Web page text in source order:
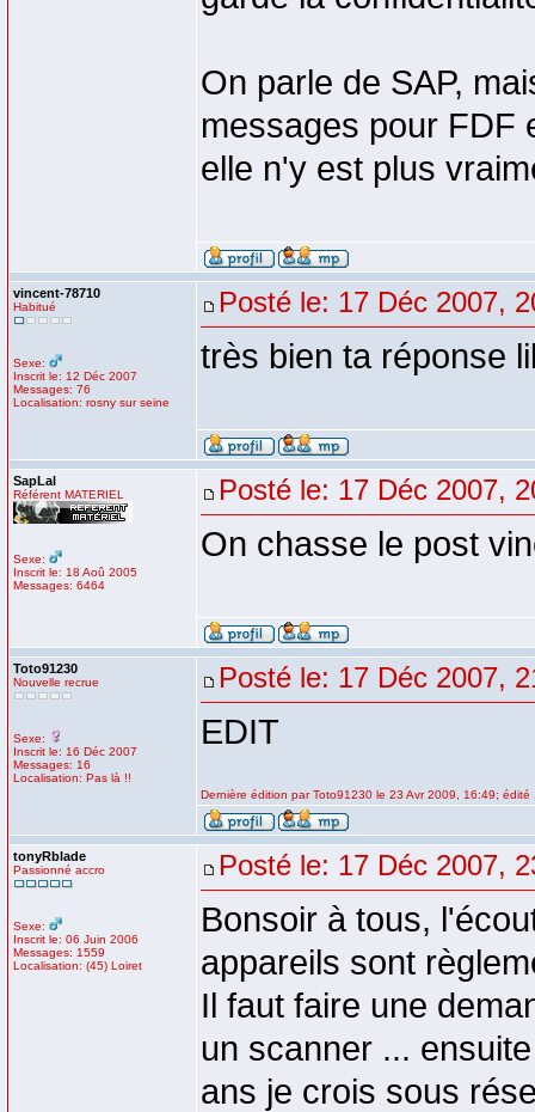
On parle de SAP,
messages pour FDF
elle n'y est plus
vincent-78710
Habitué
Sexe:
Inscrit le: 12 Déc 2007
Messages: 76
Localisation: rosny sur seine
Posté le: 17 Déc 2007,
très bien ta réponse
SapLal
Référent MATERIEL
Sexe:
Inscrit le: 18 Aoû 2005
Messages: 6464
Posté le: 17 Déc 2007,
On chasse le post
Toto91230
Nouvelle recrue
Sexe:
Inscrit le: 16 Déc 2007
Messages: 16
Localisation: Pas là !!
Posté le: 17 Déc 2007,
EDIT
Dernière édition par Toto91230 le 23 Avr 2009, 16:49; édité
tonyRblade
Passionné accro
Sexe:
Inscrit le: 06 Juin 2006
Messages: 1559
Localisation: (45) Loiret
Posté le: 17 Déc 2007,
Bonsoir à tous,
appareils sont
Il faut faire une
un scanner ...
ans je crois sous